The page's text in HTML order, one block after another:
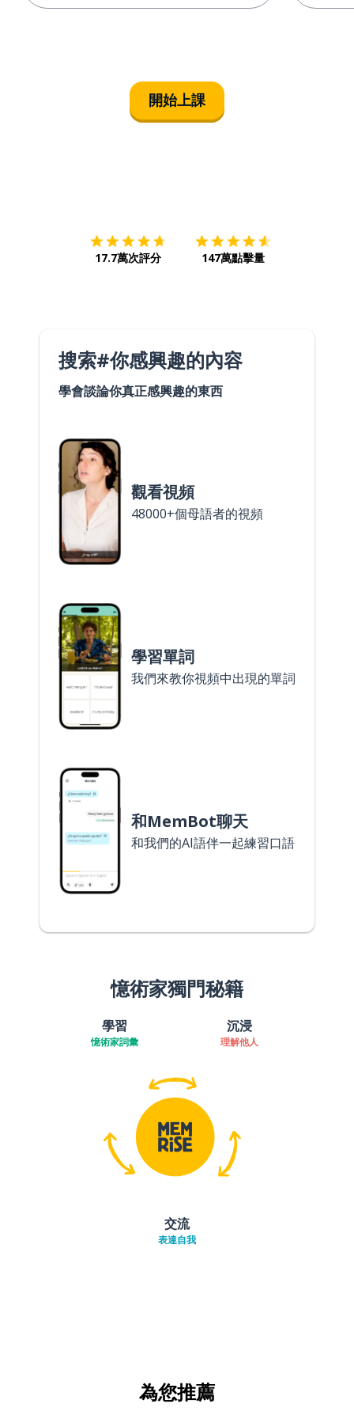
開始上課
17.7萬次評分 147萬點擊量
搜索#你感興趣的內容
學會談論你真正感興趣的東西
觀看視頻
48000+個母語者的視頻
學習單詞
我們來教你視頻中出現的單詞
和MemBot聊天
和我們的AI語伴一起練習口語
憶術家獨門秘籍
學習
憶術家詞彙
沉浸
理解他人
交流
表達自我
為您推薦